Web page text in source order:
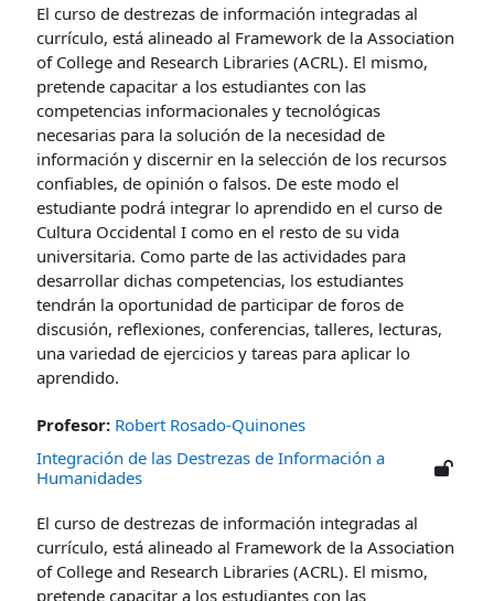
El curso de destrezas de información integradas al
currículo, está alineado al Framework de la Association
of College and Research Libraries (ACRL). El mismo,
pretende capacitar a los estudiantes con las
competencias informacionales y tecnológicas
necesarias para la solución de la necesidad de
información y discernir en la selección de los recursos
confiables, de opinión o falsos. De este modo el
estudiante podrá integrar lo aprendido en el curso de
Cultura Occidental I como en el resto de su vida
universitaria. Como parte de las actividades para
desarrollar dichas competencias, los estudiantes
tendrán la oportunidad de participar de foros de
discusión, reflexiones, conferencias, talleres, lecturas,
una variedad de ejercicios y tareas para aplicar lo
aprendido.
Profesor: Robert Rosado-Quinones
Integración de las Destrezas de Información a
Humanidades
El curso de destrezas de información integradas al
currículo, está alineado al Framework de la Association
of College and Research Libraries (ACRL). El mismo,
pretende capacitar a los estudiantes con las